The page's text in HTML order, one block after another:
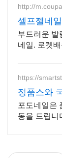
http://
셀프젤네
해요
부드러운 발
네일. 로켓
https://
정품스와
포도네일은
동을 드립니